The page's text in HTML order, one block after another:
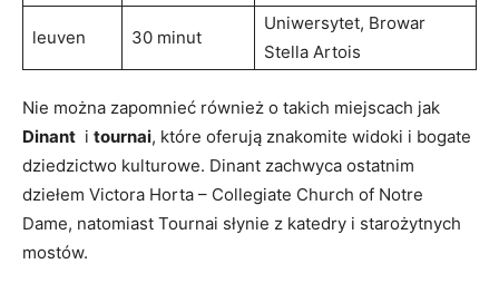
leuven 30 minut
Uniwersytet, Browar
Stella Artois
Nie można ‍zapomnieć również o takich miejscach jak
Dinant ⁤ i tournai, ​które oferują znakomite ⁢widoki i ‍bogate
dziedzictwo kulturowe. Dinant zachwyca ostatnim⁢
dziełem Victora Horta – Collegiate Church of Notre
Dame, natomiast Tournai słynie z⁢ katedry i starożytnych
mostów.